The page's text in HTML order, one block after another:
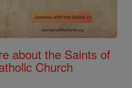
about the Saints of
Church